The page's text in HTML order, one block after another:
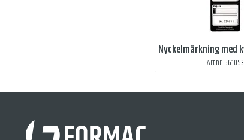
Art.nr: 561053